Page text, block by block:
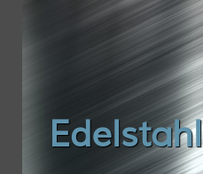
Edelstahl